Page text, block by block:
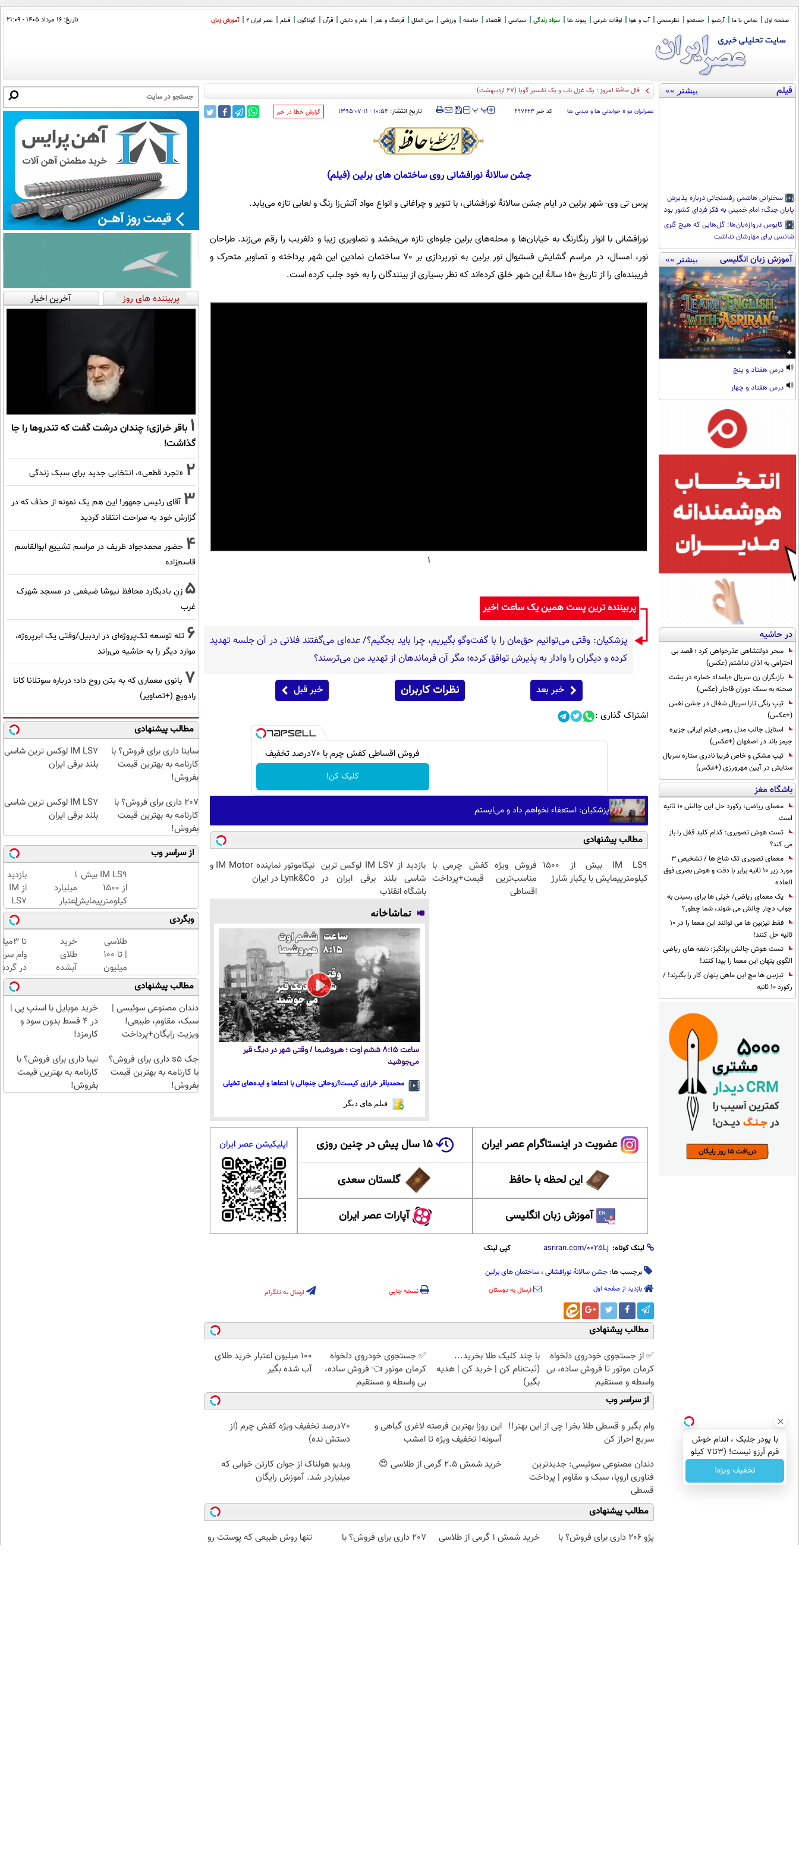
صفحه اول تماس با ما آرشیو جستجو نظرسنجی آب و هوا اوقات شرعی پیوند ها سواد زندگی سیاسی اقتصاد جامعه ورزشی بین الملل فرهنگ و هنر علم و دانش قرآن گوناگون فیلم عصر ایران 2 آموزش زبان تاریخ: ۱۶ مرداد ۱۴۰۵ - ۲۱:۰۹
فیلم بیشتر »»
سخنرانی هاشمی رفسنجانی درباره پذیرش
پایان جنگ: امام خمینی به فکر فردای کشور بود
کابوس دروازه‌بان‌ها؛ گل‌هایی که هیچ گلری
شانسی برای مهارشان نداشت
آموزش زبان انگلیسی بیشتر »»
درس هفتاد و پنج
درس هفتاد و چهار
در حاشیه
سحر دولتشاهی عذرخواهی کرد ؛ قصد بی
احترامی به اذان نداشتم (عکس)
بازیگران زن سریال «بامداد خمار» در پشت
صحنه به سبک دوران قاجار (عکس)
تیپ رنگی تارا سریال شغال در جشن نفس
(+عکس)
استایل جالب مدل روس فیلم ایرانی جزیره
جیمز باند در اصفهان (+عکس)
تیپ مشکی و خاص فریبا نادری ستاره سریال
ستایش در آیین مهرورزی (+عکس)
باشگاه مغز
معمای ریاضی؛ رکورد حل این چالش 10 ثانیه
است
تست هوش تصویری: کدام کلید قفل را باز
می کند؟
معمای تصویری تک شاخ ها / تشخیص 3
مورد زیر 10 ثانیه برابر با دقت و هوش بصری فوق
العاده
یک معمای ریاضی/ خیلی ها برای رسیدن به
جواب دچار چالش می شوند، شما چطور؟
فقط تیزبین ها می توانند این معما را در 10
ثانیه حل کنند!
تست هوش چالش برانگیز: نابغه های ریاضی
الگوی پنهان این معما را پیدا کنند!
تیزبین ها مچ این ماهی پنهان کار را بگیرند! /
رکورد 10 ثانیه
فال حاف_
عصرايران دو » خواندنی ها و دیدنی ها کد خبر ۴۹۷۲۲۳ ‍‍‍ پ پ تاریخ انتشار:۱۰:۵۴ - ۱۱-۰۷-۱۳۹۵ ‌گزارش خطا در خبر
جشن سالانۀ نورافشانی روی ساختمان های برلین (فیلم)
پرس تی وی- شهر برلین در ایام جشن سالانۀ نورافشانی، با تنویر و چراغانی و انواع مواد آتش‌زا رنگ و لعابی تازه می‌یابد.
نورافشانی‌ با انوار رنگارنگ به خیابان‌ها و محله‌های برلین جلوه‌ای تازه می‌بخشد و تصاویری زیبا و دلفریب را رقم می‌زند. طراحان
نور، امسال، در مراسم گشایش فستیوال نور برلین به نورپردازی بر 70 ساختمان نمادین این شهر پرداخته و تصاویر متحرک و
فریبنده‌ای را از تاریخ 150 سالۀ این شهر خلق کرده‌اند که نظر بسیاری از بینندگان را به خود جلب کرده است.
1
پربیننده ترین پست همین یک ساعت اخیر
پزشکیان: وقتی می‌توانیم حق‌مان را با گفت‌وگو بگیریم، چرا باید بجگیم؟/ عده‌ای می‌گفتند فلانی در آن جلسه تهدید
کرده و دیگران را وادار به پذیرش توافق کرده؛ مگر آن فرماندهان از تهدید من می‌ترسند؟
خبر بعد نظرات کاربران خبر قبل
اشتراک گذاری :
فروش اقساطی کفش چرم با 70درصد تخفیف
کلیک کن!
پزشکیان: استعفاء نخواهم داد و می‌ایستم
مطالب پیشنهادی
IM LS9 بیش از 1500
کیلومترپیمایش با یکبار شارژ
فروش ویژه کفش چرمی با
مناسب‌ترین قیمت+پرداخت
اقساطی
بازدید از IM LS7 لوکس ترین
شاسی بلند برقی ایران در
باشگاه انقلاب
نیکاموتور نماینده IM Motor و
Lynk&Co در ایران
تماشاخانه
ساعت ۸:۱۵ ششم اوت ؛ هیروشیما / وقتی شهر در دیگ قیر
می‌جوشید
محمدباقر خرازی کیست؟روحانی جنجالی با ادعاها و ایده‌های تخیلی
فیلم های دیگر
عضویت در اینستاگرام عصر ایران ۱۵ سال پیش در چنین روزی
این لحظه با حافظ گلستان سعدی
آموزش زبان انگلیسی آپارات عصر ایران
اپلیکیشن عصر ایران
لینک کوتاه: کپی لینک
برچسب ها: جشن سالانۀ نورافشانی ، ساختمان های برلین
بازدید از صفحه اول ارسال به دوستان نسخه چاپی ارسال به تلگرام
مطالب پیشنهادی
✅ از جستجوی خودروی دلخواه
کرمان موتور تا فروش ساده، بی
واسطه و مستقیم
با چند کلیک طلا بخرید...
(ثبت‌نام کن | خرید کن | هدیه
بگیر)
✅ جستجوی خودروی دلخواه
کرمان موتور 👈 فروش ساده،
بی واسطه و مستقیم
100 میلیون اعتبار خرید طلای
آب شده بگیر
از سراسر وب
وام بگیر و قسطی طلا بخر! چی از این بهتر!!
سریع احراز کن
این روزا بهترین فرصته لاغری گیاهی و
آسونه! تخفیف ویژه تا امشب
70درصد تخفیف ویژه کفش چرم (از
دستش نده)
دندان مصنوعی سوئیسی: جدیدترین
فناوری اروپا، سبک و مقاوم | پرداخت
قسطی
خرید شمش 2.5 گرمی از طلاسی 😍
ویدیو هولناک از جوان کارتن خوابی که
میلیاردر شد. آموزش رایگان
مطالب پیشنهادی
پژو 206 داری برای فروش؟ با
خرید شمش 1 گرمی از طلاسی
207 داری برای فروش؟ با
تنها روش طبیعی که پوستت رو
پربیننده های روز آخرین اخبار
1 باقر خرازی؛ چندان درشت گفت که تندروها را جا
گذاشت!
2 «تجرد قطعی»، انتخابی جدید برای سبک زندگی
3 آقای رئیس جمهور! این هم یک نمونه از حذف که در
گزارش خود به صراحت انتقاد کردید
4 حضور محمدجواد ظریف در مراسم تشییع ابوالقاسم
قاسم‌زاده
5 زنِ بادیگارد محافظ نیوشا ضیغمی در مسجد شهرک
غرب
6 تله توسعه تک‌پروژه‌ای در اردبیل/وقتی یک ابرپروژه،
موارد دیگر را به حاشیه می‌راند
7 بانوی معماری که به بتن روح داد؛ درباره سوتلانا کانا
رادویچ (+تصاویر)
مطالب پیشنهادی
ساینا داری برای فروش؟ با
کارنامه به بهترین قیمت
بفروش!
IM LS7 لوکس ترین شاسی
بلند برقی ایران
207 داری برای فروش؟ با
کارنامه به بهترین قیمت
بفروش!
IM LS7 لوکس ترین شاسی
بلند برقی ایران
از سراسر وب
IM LS9 بیش
از 1500
کیلومترپیمایش
با یکبار شارژ
۱
میلیارد
اعتبار
خرید
طلا |
بدون
ضامن
و چک
بازدید
از IM
LS7
لوکس
ترین
شاسی
بلند
برقی
ایران
در
باشگاه
انقلاب
وبگردی
طلاسی
| تا 100
میلیون
وام
آنی
خرید
طلا💰
ثبت
کن!
خرید
طلای
آبشده
حتی با
۱۰۰هزارتومان
تا
وام
در
=>
رو
مطالب پیشنهادی
دندان مصنوعی سوئیسی |
سبک، مقاوم، طبیعی!
ویزیت رایگان+پرداخت
خرید موبایل با اسنپ پی |
در ۴ قسط بدون سود و
کارمزد!
جک s5 داری برای فروش؟
با کارنامه به بهترین قیمت
بفروش!
تیبا داری برای فروش؟ با
کارنامه به بهترین قیمت
بفروش!
با پودر جلبک ، اندام خوش
فرم آرزو نیست! (3تا7 کیلو
کاهش وزن در یک ماه)
تخفیف ویژه!